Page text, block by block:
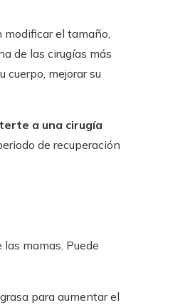
el tamaño,
de las cirugías más
cuerpo, mejorar su
a una cirugía
de recuperación
mamas. Puede
para aumentar el